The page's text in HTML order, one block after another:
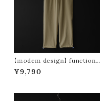
【modem design】 functional
drawstring pants (beige)
¥9,790